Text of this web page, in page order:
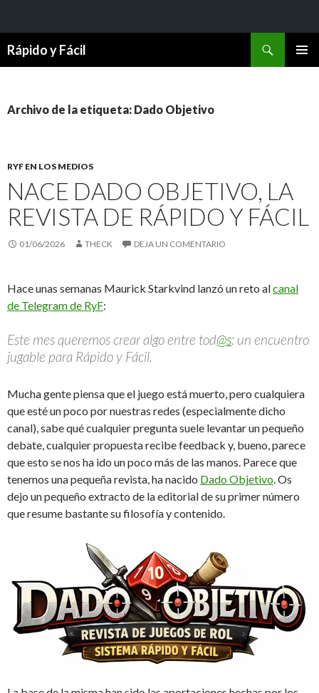
Rápido y Fácil
Archivo de la etiqueta: Dado Objetivo
RYF EN LOS MEDIOS
NACE DADO OBJETIVO, LA
REVISTA DE RÁPIDO Y FÁCIL
01/06/2026 THECK DEJA UN COMENTARIO
Hace unas semanas Maurick Starkvind lanzó un reto alcanal
de Telegram de RyF:
Este mes queremos crear algo entre tod@s: un encuentro
jugable para Rápido y Fácil.
Mucha gente piensa que el juego está muerto, pero cualquiera
que esté un poco por nuestras redes (especialmente dicho
canal), sabe qué cualquier pregunta suele levantar un pequeño
debate, cualquier propuesta recibe feedback y, bueno, parece
que esto se nos ha ido un poco más de las manos. Parece que
tenemos una pequeña revista, ha nacido Dado Objetivo. Os
dejo un pequeño extracto de la editorial de su primer número
que resume bastante su filosofía y contenido.